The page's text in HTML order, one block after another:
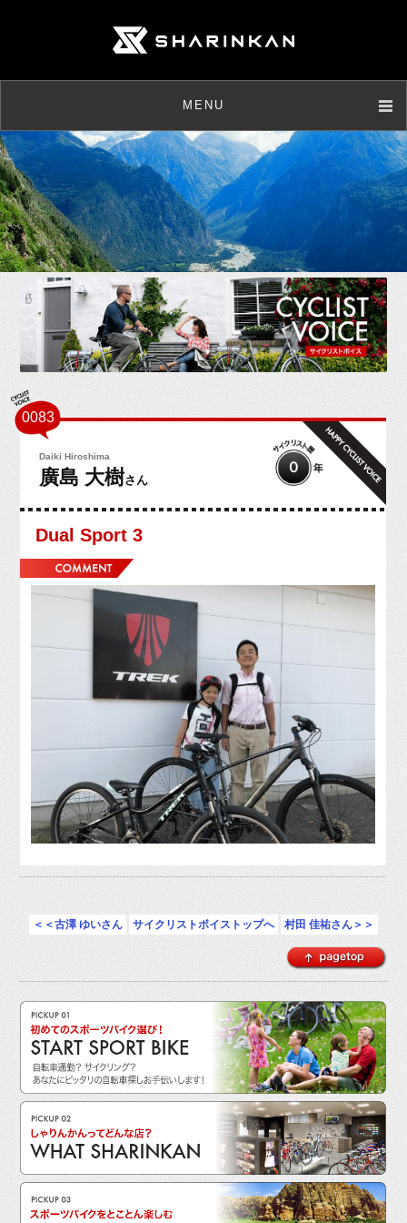
MENU
店舗情報
取扱商品
メンテナンス
お客様の声
よくあるご質問
お問い合せ
0083
Daiki Hiroshima
廣島 大樹さん
０
Dual Sport 3
＜＜古澤 ゆいさん サイクリストボイストップへ 村田 佳祐さん＞＞